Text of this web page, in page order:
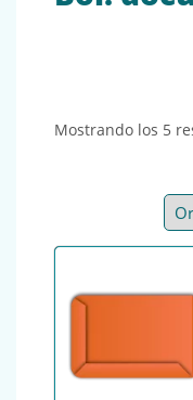
Mostrando los 5